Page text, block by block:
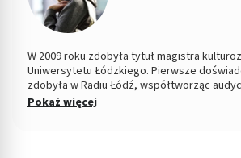
W 2009 roku zdobyła tytuł magistra
Uniwersytetu Łódzkiego. Pierwsze
zdobyła w Radiu Łódź, współtworząc
Od kilku lat pracuje jako copywriter,
Pokaż więcej